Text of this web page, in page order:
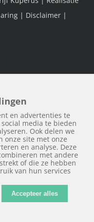
| Disclaimer |
en advertenties te
media te bieden
Ook delen we
onze site met onze
en analyse. Deze
met andere
of die ze hebben
van hun services
Accepteer alles